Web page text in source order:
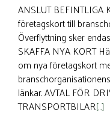
ANSLUT BEFINTLIGA
företagskort till
Överflyttning sker
SKAFFA NYA KORT
om nya företagskort
länkar. AVTAL FÖR
TRANSPORTBILAR[…]